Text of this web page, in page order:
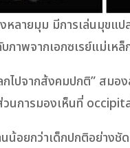
ายมุม มีการเล่นมุขแป
ภาพจากเอกซเรย์แม่เห
กไปจากส้งคมปกติ”​ ส
นการมองเห็นที่
อยกว่าเด็กปกติอย่างชั